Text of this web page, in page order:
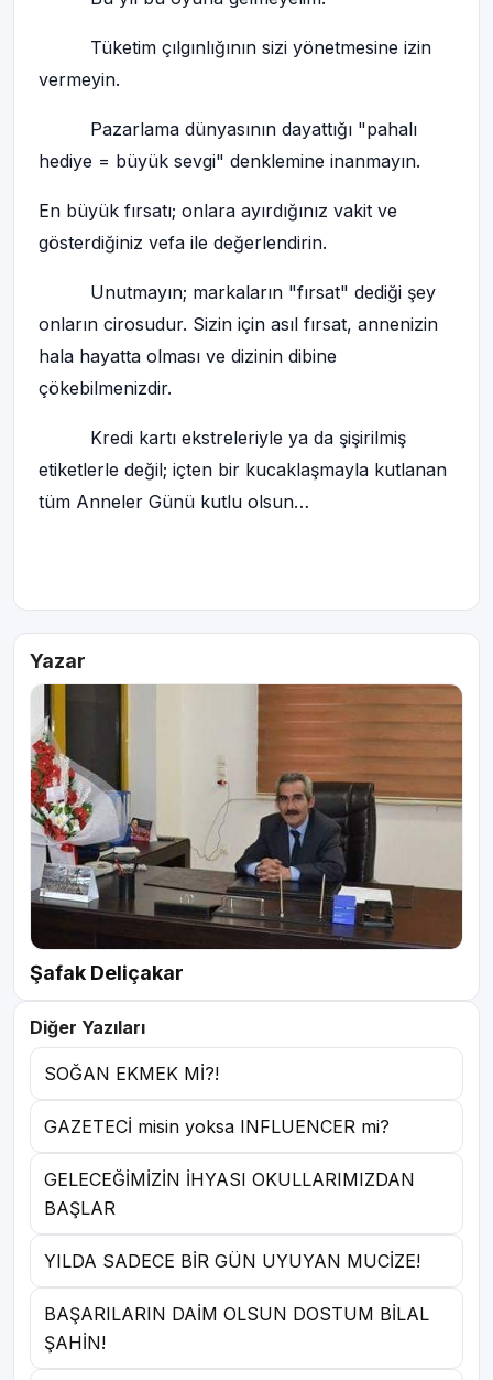
Tüketim çılgınlığının sizi yönetmesine izin
vermeyin.
Pazarlama dünyasının dayattığı "pahalı
hediye = büyük sevgi" denklemine inanmayın.
En büyük fırsatı; onlara ayırdığınız vakit ve
gösterdiğiniz vefa ile değerlendirin.
Unutmayın; markaların "fırsat" dediği şey
onların cirosudur. Sizin için asıl fırsat, annenizin
hala hayatta olması ve dizinin dibine
çökebilmenizdir.
Kredi kartı ekstreleriyle ya da şişirilmiş
etiketlerle değil; içten bir kucaklaşmayla kutlanan
tüm Anneler Günü kutlu olsun…
Yazar
Şafak Deliçakar
Diğer Yazıları
SOĞAN EKMEK Mİ?!
GAZETECİ misin yoksa INFLUENCER mi?
GELECEĞİMİZİN İHYASI OKULLARIMIZDAN
BAŞLAR
YILDA SADECE BİR GÜN UYUYAN MUCİZE!
BAŞARILARIN DAİM OLSUN DOSTUM BİLAL
ŞAHİN!